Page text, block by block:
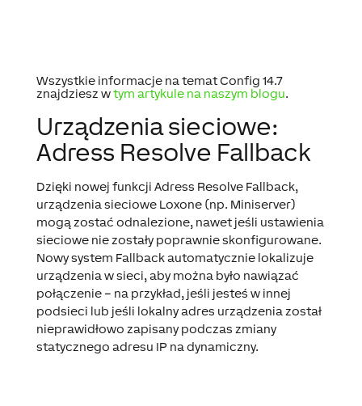
Wszystkie informacje na temat Config 14.7
znajdziesz wtym artykule na naszym blogu.
Urządzenia sieciowe:
Adress Resolve Fallback
Dzięki nowej funkcji Adress Resolve Fallback,
urządzenia sieciowe Loxone (np. Miniserver)
mogą zostać odnalezione, nawet jeśli ustawienia
sieciowe nie zostały poprawnie skonfigurowane.
Nowy system Fallback automatycznie lokalizuje
urządzenia w sieci, aby można było nawiązać
połączenie – na przykład, jeśli jesteś w innej
podsieci lub jeśli lokalny adres urządzenia został
nieprawidłowo zapisany podczas zmiany
statycznego adresu IP na dynamiczny.